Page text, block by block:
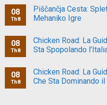
08
Th8
Piščančja Cesta:
Mehaniko Igre
08
Th8
Chicken Road: La
Sta Spopolando
08
Th8
Chicken Road: La
Che Sta Dominando